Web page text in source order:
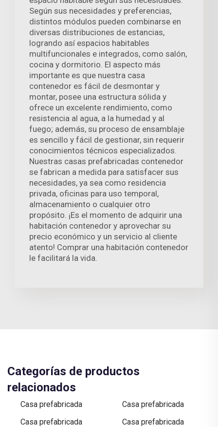
Según sus necesidades y preferencias,
distintos módulos pueden combinarse en
diversas distribuciones de estancias,
logrando así espacios habitables
multifuncionales e integrados, como salón,
cocina y dormitorio. El aspecto más
importante es que nuestra casa
contenedor es fácil de desmontar y
montar, posee una estructura sólida y
ofrece un excelente rendimiento, como
resistencia al agua, a la humedad y al
fuego; además, su proceso de ensamblaje
es sencillo y fácil de gestionar, sin requerir
conocimientos técnicos especializados.
Nuestras casas prefabricadas contenedor
se fabrican a medida para satisfacer sus
necesidades, ya sea como residencia
privada, oficinas para uso temporal,
almacenamiento o cualquier otro
propósito. ¡Es el momento de adquirir una
habitación contenedor y aprovechar su
precio económico y un servicio al cliente
atento! Comprar una habitación contenedor
le facilitará la vida.
Categorías de productos
relacionados
Casa prefabricada
Casa prefabricada
Casa prefabricada
Casa prefabricada